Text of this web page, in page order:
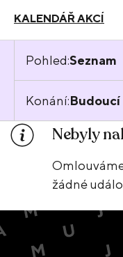
KALENDÁŘ AKCÍ
Pohled:Seznam
Konání:Budoucí
Nebyly
žádné